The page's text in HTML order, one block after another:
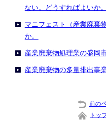
ない。どうすればよいか。
マニフェスト（産業廃棄
か。
産業廃棄物処理業の盛岡
産業廃棄物の多量排出事
前の
トッ